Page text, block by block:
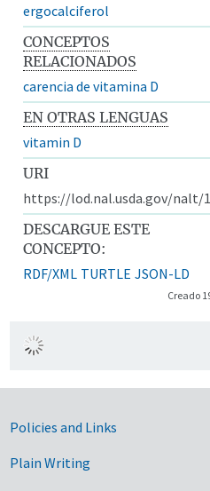
ergocalciferol
CONCEPTOS
RELACIONADOS
carencia de vitamina D
EN OTRAS LENGUAS
vitamin D
URI
https://lod.nal.usda.gov/nalt/
DESCARGUE ESTE
CONCEPTO:
RDF/XML TURTLE JSON-LD
Creado
Government
Policies and Links
Plain Writing